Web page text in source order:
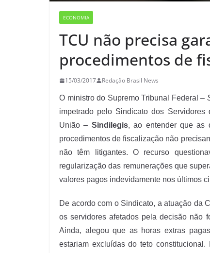
ECONOMIA
TCU não precisa
procedimentos de
15/03/2017 Redação Brasil News
O ministro do Supremo Tribunal Federal –
impetrado pelo Sindicato dos
União – Sindilegis, ao entender que as
procedimentos de fiscalização não
não têm litigantes. O recurso
regularização das remunerações que
valores pagos indevidamente nos últimos
De acordo com o Sindicato, a atuação da
os servidores afetados pela decisão não
Ainda, alegou que as horas extras
estariam excluídas do teto